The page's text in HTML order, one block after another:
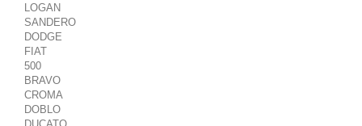
LOGAN
SANDERO
DODGE
FIAT
500
BRAVO
CROMA
DOBLO